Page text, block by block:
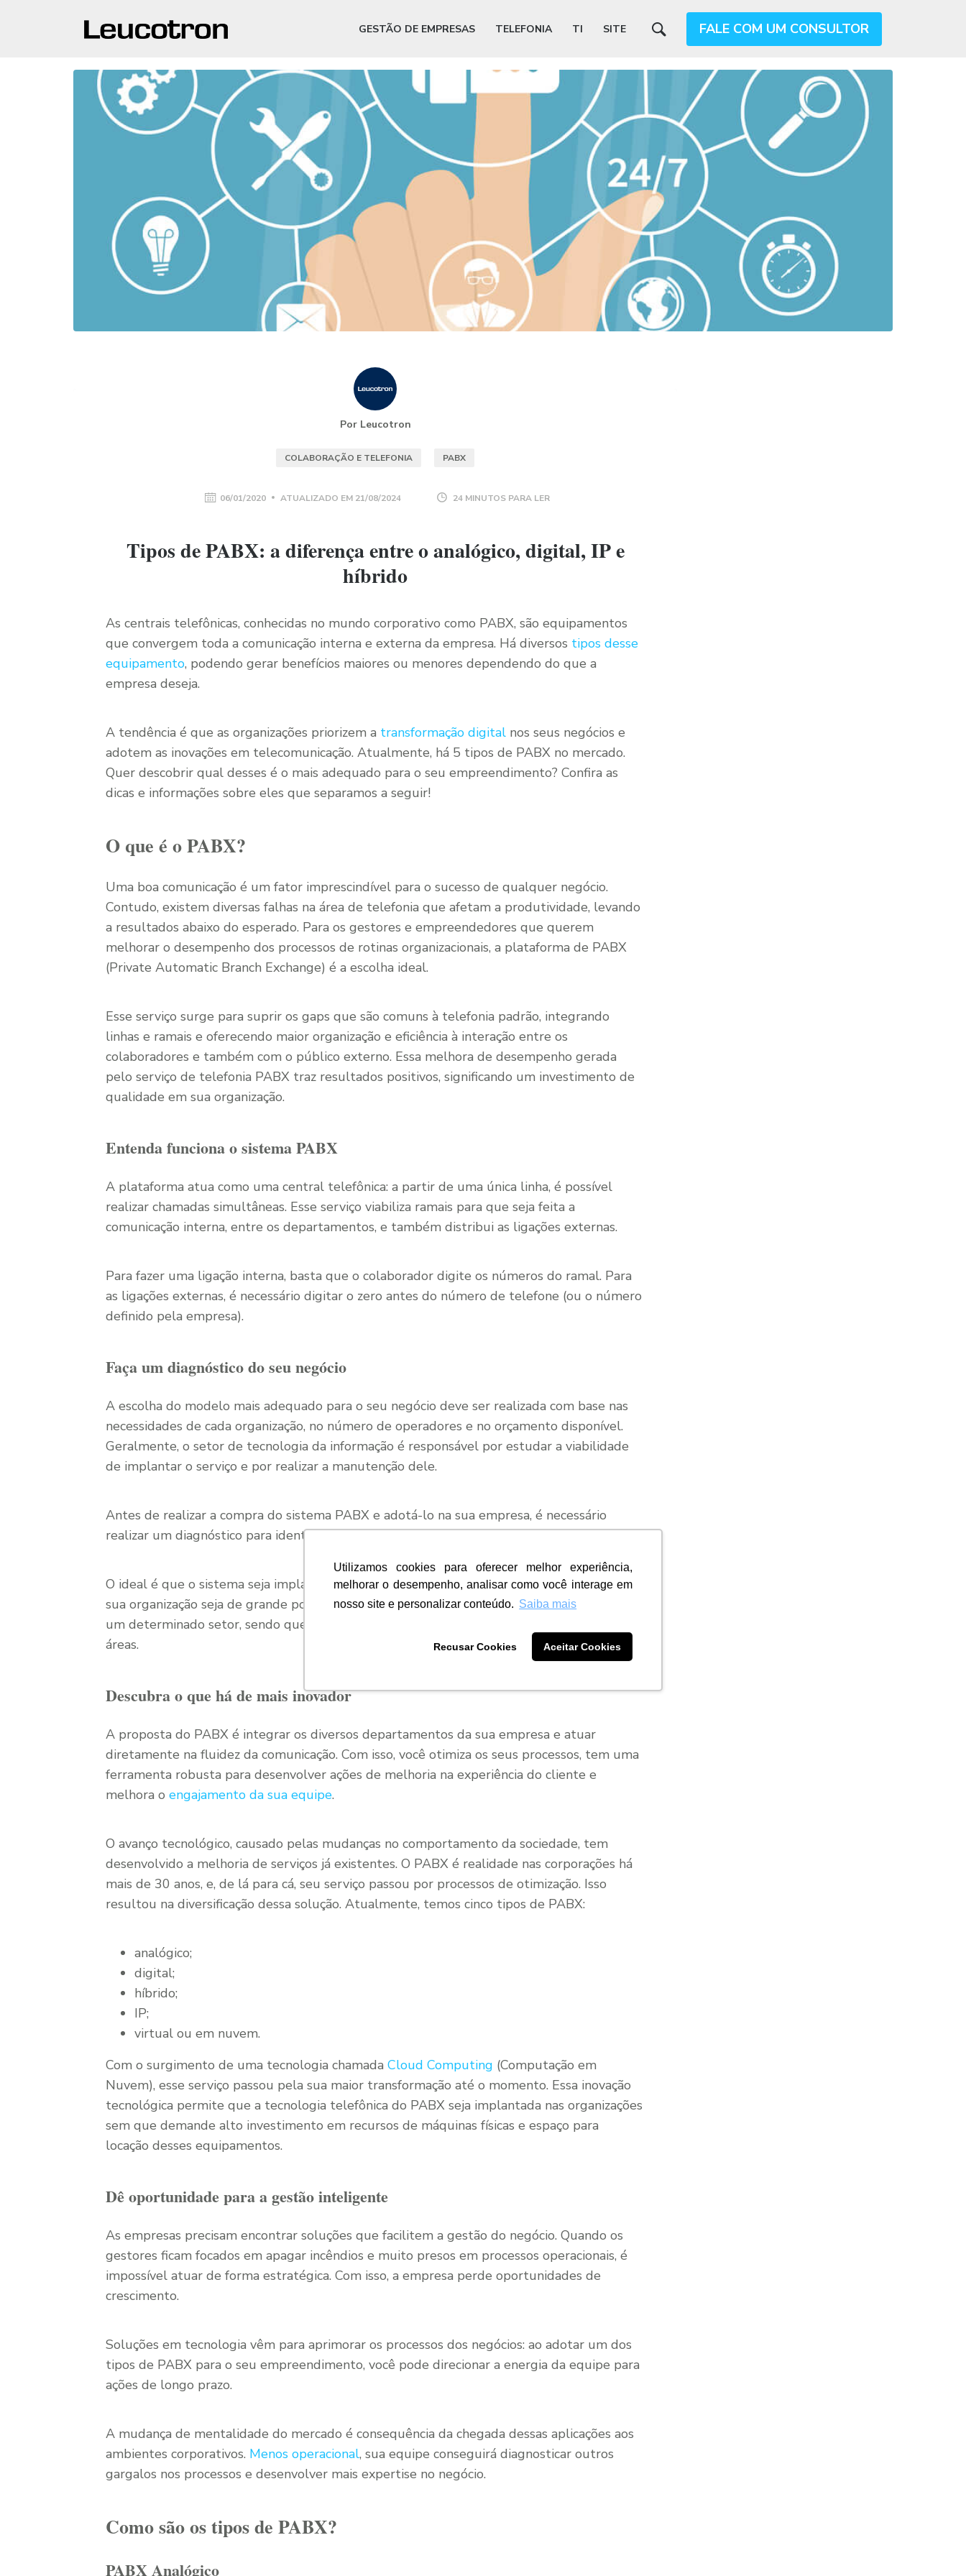
Utilizamos cookies para oferecer melhor experiência,
melhorar o desempenho, analisar como você interage em
nosso site e personalizar conteúdo. Saiba mais
Recusar Cookies Aceitar Cookies
GESTÃO DE EMPRESAS TELEFONIA TI SITE FALE COM UM CONSULTOR
Por Leucotron
COLABORAÇÃO E TELEFONIA PABX
06/01/2020 ATUALIZADO EM 21/08/2024 24 MINUTOS PARA LER
Tipos de PABX: a diferença entre o analógico, digital, IP e
híbrido
As centrais telefônicas, conhecidas no mundo corporativo como PABX, são equipamentos
que convergem toda a comunicação interna e externa da empresa. Há diversos tipos desse
equipamento, podendo gerar benefícios maiores ou menores dependendo do que a
empresa deseja.
A tendência é que as organizações priorizem a transformação digital nos seus negócios e
adotem as inovações em telecomunicação. Atualmente, há 5 tipos de PABX no mercado.
Quer descobrir qual desses é o mais adequado para o seu empreendimento? Confira as
dicas e informações sobre eles que separamos a seguir!
O que é o PABX?
Uma boa comunicação é um fator imprescindível para o sucesso de qualquer negócio.
Contudo, existem diversas falhas na área de telefonia que afetam a produtividade, levando
a resultados abaixo do esperado. Para os gestores e empreendedores que querem
melhorar o desempenho dos processos de rotinas organizacionais, a plataforma de PABX
(Private Automatic Branch Exchange) é a escolha ideal.
Esse serviço surge para suprir os gaps que são comuns à telefonia padrão, integrando
linhas e ramais e oferecendo maior organização e eficiência à interação entre os
colaboradores e também com o público externo. Essa melhora de desempenho gerada
pelo serviço de telefonia PABX traz resultados positivos, significando um investimento de
qualidade em sua organização.
Entenda funciona o sistema PABX
A plataforma atua como uma central telefônica: a partir de uma única linha, é possível
realizar chamadas simultâneas. Esse serviço viabiliza ramais para que seja feita a
comunicação interna, entre os departamentos, e também distribui as ligações externas.
Para fazer uma ligação interna, basta que o colaborador digite os números do ramal. Para
as ligações externas, é necessário digitar o zero antes do número de telefone (ou o número
definido pela empresa).
Faça um diagnóstico do seu negócio
A escolha do modelo mais adequado para o seu negócio deve ser realizada com base nas
necessidades de cada organização, no número de operadores e no orçamento disponível.
Geralmente, o setor de tecnologia da informação é responsável por estudar a viabilidade
de implantar o serviço e por realizar a manutenção dele.
Antes de realizar a compra do sistema PABX e adotá-lo na sua empresa, é necessário
realizar um diagnóstico para identificar as dores nos processos de comunicação da empresa.
O ideal é que o sistema seja implantado para todas as rotinas operacionais. Afinal, caso a
sua organização seja de grande porte, por exemplo, não faz sentido instalar a solução em
um determinado setor, sendo que ele, com certeza, tem interfaces contínuas com outras
áreas.
Descubra o que há de mais inovador
A proposta do PABX é integrar os diversos departamentos da sua empresa e atuar
diretamente na fluidez da comunicação. Com isso, você otimiza os seus processos, tem uma
ferramenta robusta para desenvolver ações de melhoria na experiência do cliente e
melhora o engajamento da sua equipe.
O avanço tecnológico, causado pelas mudanças no comportamento da sociedade, tem
desenvolvido a melhoria de serviços já existentes. O PABX é realidade nas corporações há
mais de 30 anos, e, de lá para cá, seu serviço passou por processos de otimização. Isso
resultou na diversificação dessa solução. Atualmente, temos cinco tipos de PABX:
analógico;
digital;
híbrido;
IP;
virtual ou em nuvem.
Com o surgimento de uma tecnologia chamada Cloud Computing (Computação em
Nuvem), esse serviço passou pela sua maior transformação até o momento. Essa inovação
tecnológica permite que a tecnologia telefônica do PABX seja implantada nas organizações
sem que demande alto investimento em recursos de máquinas físicas e espaço para
locação desses equipamentos.
Dê oportunidade para a gestão inteligente
As empresas precisam encontrar soluções que facilitem a gestão do negócio. Quando os
gestores ficam focados em apagar incêndios e muito presos em processos operacionais, é
impossível atuar de forma estratégica. Com isso, a empresa perde oportunidades de
crescimento.
Soluções em tecnologia vêm para aprimorar os processos dos negócios: ao adotar um dos
tipos de PABX para o seu empreendimento, você pode direcionar a energia da equipe para
ações de longo prazo.
A mudança de mentalidade do mercado é consequência da chegada dessas aplicações aos
ambientes corporativos. Menos operacional, sua equipe conseguirá diagnosticar outros
gargalos nos processos e desenvolver mais expertise no negócio.
Como são os tipos de PABX?
PABX Analógico